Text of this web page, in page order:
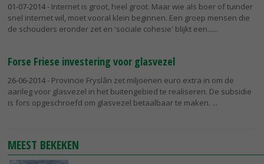
01-07-2014- Internet is groot, heel groot. Maar wie als boer of tuinder
snel internet wil, moet vooral klein beginnen. Een groep mensen die
de schouders eronder zet en 'sociale cohesie' blijkt een...
Forse Friese investering voor glasvezel
26-06-2014- Provincie Fryslân zet miljoenen euro extra in om de
aanleg voor glasvezel in het buitengebied te realiseren. De subsidie
is fors opgeschroefd om glasvezel betaalbaar te maken.
MEEST BEKEKEN